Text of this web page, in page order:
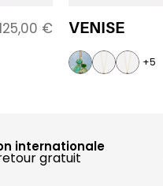
€ VENISE
+5
internationale
gratuit